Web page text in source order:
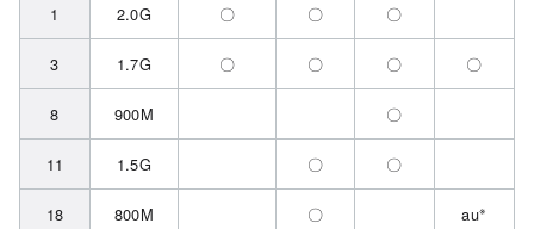
1
2.0G 〇 〇 〇
3 1.7G 〇 〇 〇 〇
8 900M 〇
11 1.5G 〇 〇
18 800M 〇 au※